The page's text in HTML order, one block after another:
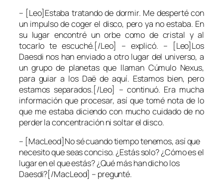
– [Leo]Estaba tratando de dormir. Me desperté con
un impulso de coger el disco, pero ya no estaba. En
su lugar encontré un orbe como de cristal y al
tocarlo te escuché.[/Leo] – explicó. – [Leo]Los
Daesdi nos han enviado a otro lugar del universo, a
un grupo de planetas que llaman Cúmulo Nexus,
para guiar a los Daë de aquí. Estamos bien, pero
estamos separados.[/Leo] – continuó. Era mucha
información que procesar, así que tomé nota de lo
que me estaba diciendo con mucho cuidado de no
perder la concentración ni soltar el disco.
– [MacLeod]No sé cuando tiempo tenemos, así que
necesito que seas conciso. ¿Estás solo? ¿Cómo es el
lugar en el que estás? ¿Qué más han dicho los
Daesdi?[/MacLeod] – pregunté.